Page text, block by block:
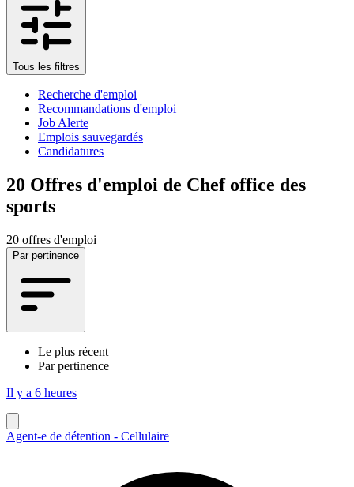
Tous les filtres
Recherche d'emploi
Recommandations d'emploi
Job Alerte
Emplois sauvegardés
Candidatures
20 Offres d'emploi de Chef office des
sports
20 offres d'emploi
Par pertinence
Le plus récent
Par pertinence
Il y a 6 heures
Agent-e de détention - Cellulaire